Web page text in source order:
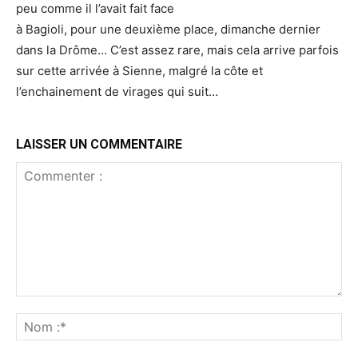
peu comme il l’avait fait face
à Bagioli, pour une deuxième place, dimanche dernier
dans la Drôme… C’est assez rare, mais cela arrive parfois
sur cette arrivée à Sienne, malgré la côte et
l’enchainement de virages qui suit…
LAISSER UN COMMENTAIRE